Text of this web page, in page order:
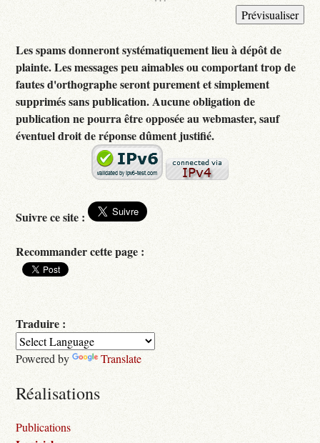
Les spams donneront systématiquement lieu à dépôt de
plainte. Les messages peu aimables ou comportant trop de
fautes d'orthographe seront purement et simplement
supprimés sans publication. Aucune obligation de
publication ne pourra être opposée au webmaster, sauf
éventuel droit de réponse dûment justifié.
Suivre ce site :
Recommander cette page :
Traduire :
Powered by Translate
Réalisations
Publications